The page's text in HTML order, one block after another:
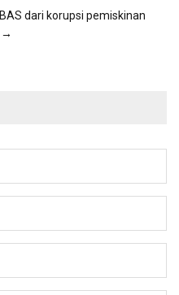
dari korupsi pemiskinan
→